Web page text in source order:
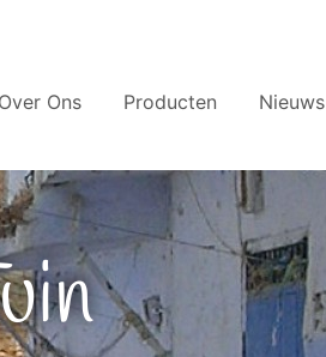
Over Ons Producten Nieuws